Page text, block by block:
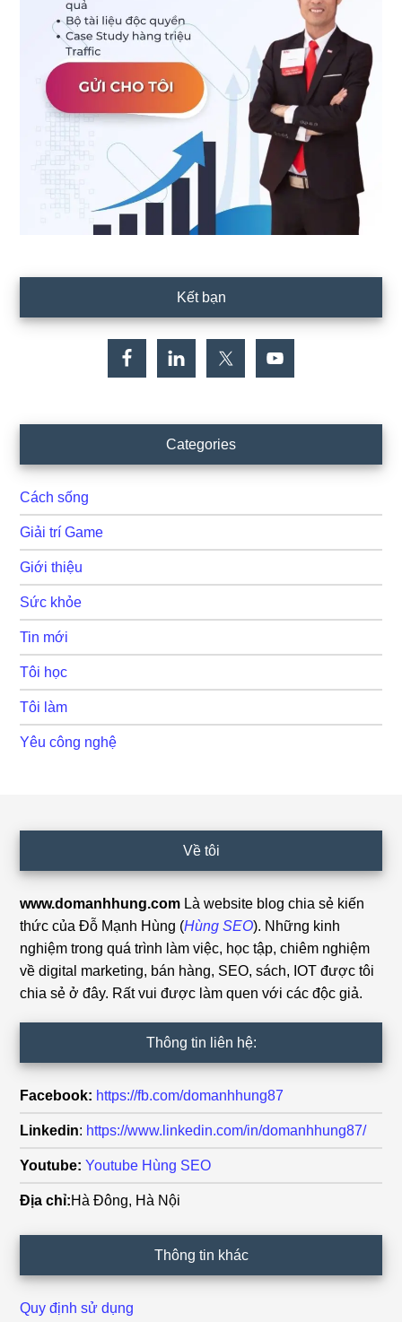
Kết bạn
Categories
Cách sống
Giải trí Game
Giới thiệu
Sức khỏe
Tin mới
Tôi học
Tôi làm
Yêu công nghệ
Về tôi
www.domanhhung.com Là website blog chia sẻ kiến
thức của Đỗ Mạnh Hùng (Hùng SEO). Những kinh
nghiệm trong quá trình làm việc, học tập, chiêm nghiệm
về digital marketing, bán hàng, SEO, sách, IOT được tôi
chia sẻ ở đây. Rất vui được làm quen với các độc giả.
Thông tin liên hệ:
Facebook: https://fb.com/domanhhung87
Linkedin: https://www.linkedin.com/in/domanhhung87/
Youtube: Youtube Hùng SEO
Địa chỉ:Hà Đông, Hà Nội
Thông tin khác
Quy định sử dụng